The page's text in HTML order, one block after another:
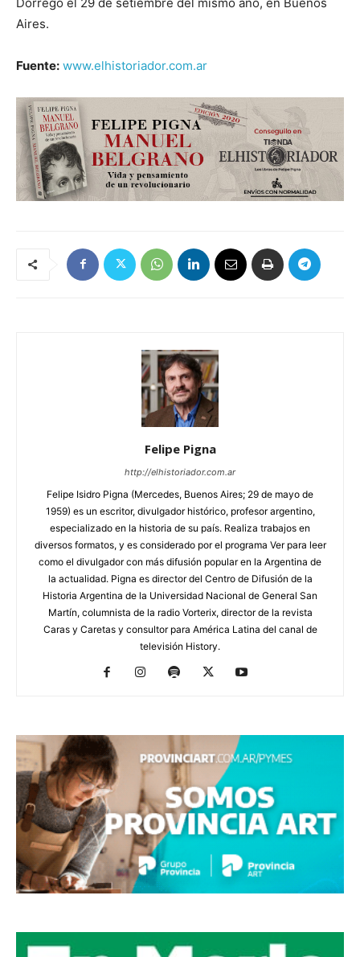
Aires.
Fuente: www.elhistoriador.com.ar
Felipe Pigna
http://elhistoriador.com.ar
Felipe Isidro Pigna (Mercedes, Buenos Aires; 29 de mayo de
1959) es un escritor, divulgador histórico, profesor argentino,
especializado en la historia de su país. Realiza trabajos en
diversos formatos, y es considerado por el programa Ver para leer
como el divulgador con más difusión popular en la Argentina de
la actualidad. Pigna es director del Centro de Difusión de la
Historia Argentina de la Universidad Nacional de General San
Martín, columnista de la radio Vorterix, director de la revista
Caras y Caretas y consultor para América Latina del canal de
televisión History.